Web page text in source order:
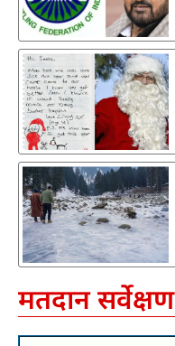
मतदान सर्वेक्षण